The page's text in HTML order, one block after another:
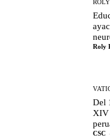
Roly
Del
XIV
CSC -